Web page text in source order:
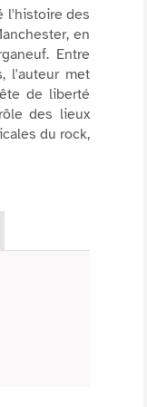
l'histoire des
en
Entre
l'auteur met
de liberté
des lieux
du rock,